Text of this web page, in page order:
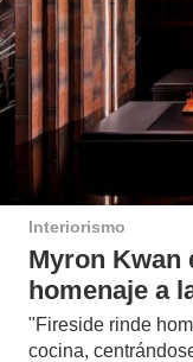
Interiorismo
Myron Kwan
homenaje a
"Fireside rinde
cocina,